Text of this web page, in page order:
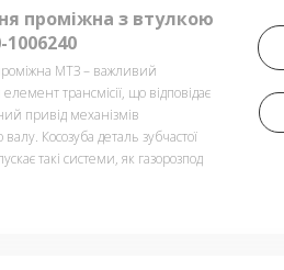
проміжна з втулкою
МТЗ – важливий
трансмісії, що відповідає
привід механізмів
валу. Косозуба деталь зубчастої
такі системи, як газорозпод